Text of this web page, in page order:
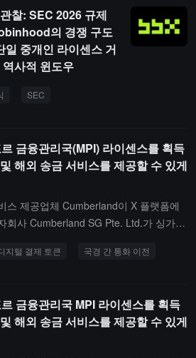
GLM-5.2가 성능이 미국의 주요 모델 수
다. 국내 및 전 세계 중소기업의 채택 속
기업도 중국 모델 사용을 고려하기 시작
들이 제3자 서비스 제공업체에 상업적
는 오픈 소스 사용을 실제 수익으로 전환
찰: SEC 2026 규제
의 경쟁 구도
중개인 라이센스 거
사적 윈도우
SEC
금융관리국(MPI) 라이센스를 획득
해외 송금 서비스를 제공할 수 있게
스 제공업체 Cumberland이 X 플랫폼에
회사 Cumberland SG Pte. Ltd.가 싱가포
DPT) 서비스와 해외 송금 서비스를
지털 결제 토큰 국경 간 통화 이전
금융관리국 MPI 라이센스를 획득
해외 송금 서비스를 제공할 수 있게